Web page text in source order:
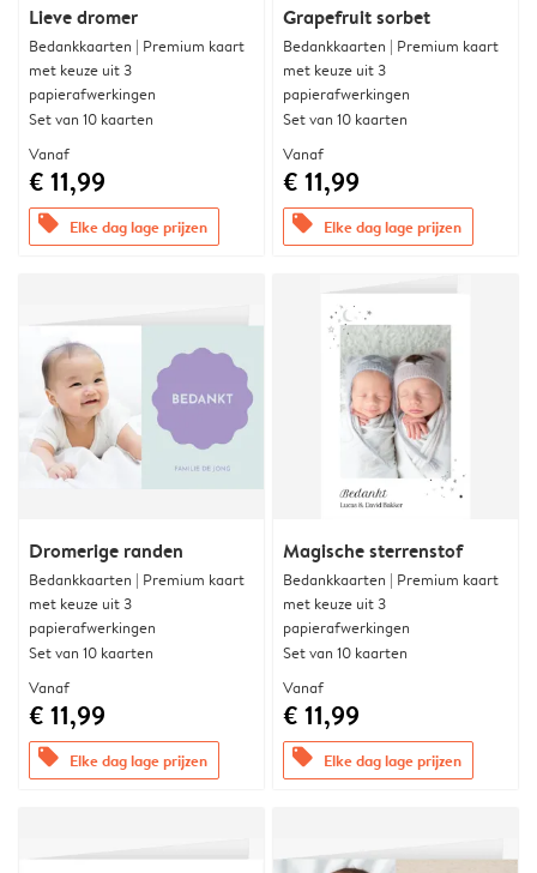
Lieve dromer
Bedankkaarten | Premium kaart
met keuze uit 3
papierafwerkingen
Set van 10 kaarten
Vanaf
€ 11,99
offers Elke dag lage prijzen
Grapefruit sorbet
Bedankkaarten | Premium kaart
met keuze uit 3
papierafwerkingen
Set van 10 kaarten
Vanaf
€ 11,99
offers Elke dag lage prijzen
Dromerige randen
Bedankkaarten | Premium kaart
met keuze uit 3
papierafwerkingen
Set van 10 kaarten
Vanaf
€ 11,99
offers Elke dag lage prijzen
Magische sterrenstof
Bedankkaarten | Premium kaart
met keuze uit 3
papierafwerkingen
Set van 10 kaarten
Vanaf
€ 11,99
offers Elke dag lage prijzen